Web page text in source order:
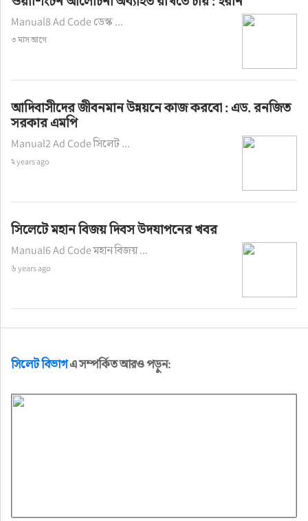
Manual8 Ad Code ডেস্ক ...
৩ মাস আগে
আদিবাসীদের জীবনমান উন্নয়নে কাজ করবো : এড. রনজিত
সরকার এমপি
Manual2 Ad Code সিলেট ...
২ years ago
সিলেটে মহান বিজয় দিবস উদযাপনের খবর
Manual6 Ad Code মহান বিজয় ...
৬ years ago
সিলেট বিভাগএ সম্পর্কিত আরও পড়ুন: